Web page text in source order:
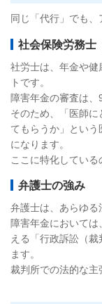
同じ「代行」でも、
社会保険労務士
社労士は、年金や健
トです。
障害年金の審査は、
そのため、「医師
てもらうか」とい
になります。
ここに特化している
弁護士の強み
弁護士は、あらゆる
障害年金において
える「行政訴訟（
ます。
裁判所での法的な主